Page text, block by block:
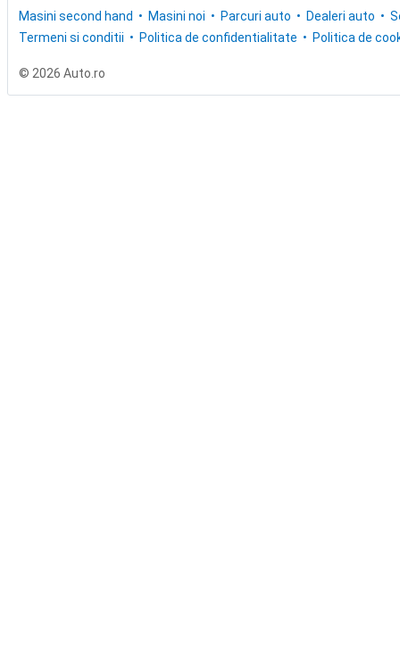
Masini second hand Masini noi Parcuri auto Dealeri auto
Termeni si conditii
Politica de confidentialitate Politica de
© 2026 Auto.ro